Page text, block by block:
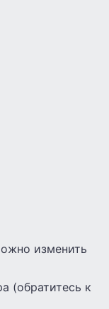
изменить
(обратитесь к